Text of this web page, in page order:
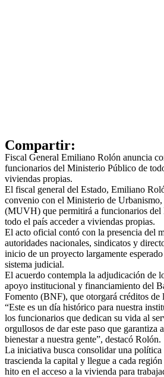
Compartir:
Fiscal General Emiliano Rolón anuncia
funcionarios del Ministerio Público de
viviendas propias.
El fiscal general del Estado, Emiliano
convenio con el Ministerio de
(MUVH) que permitirá a funcionarios
todo el país acceder a viviendas propias.
El acto oficial contó con la presencia del
autoridades nacionales, sindicatos y
inicio de un proyecto largamente
sistema judicial.
El acuerdo contempla la adjudicación de
apoyo institucional y financiamiento del
Fomento (BNF), que otorgará créditos de
“Este es un día histórico para nuestra
los funcionarios que dedican su vida al
orgullosos de dar este paso que garantiza
bienestar a nuestra gente”, destacó Rolón.
La iniciativa busca consolidar una política
trascienda la capital y llegue a cada
hito en el acceso a la vivienda para